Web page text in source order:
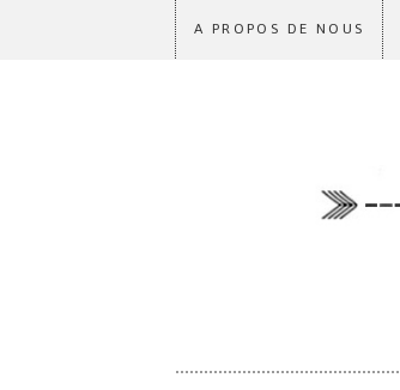
A PROPOS DE NOUS